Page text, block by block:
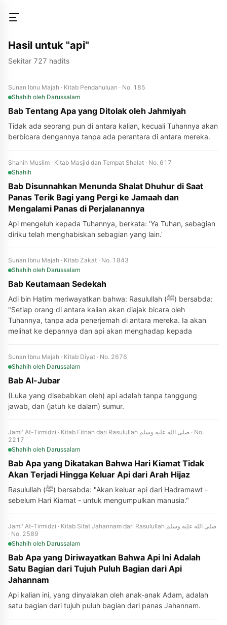
Hasil untuk "api"
Sekitar 727 hadits
Sunan Ibnu Majah · Kitab Pendahuluan · No. 185
Shahih oleh Darussalam
Bab Tentang Apa yang Ditolak oleh Jahmiyah
Tidak ada seorang pun di antara kalian, kecuali Tuhannya akan
berbicara dengannya tanpa ada perantara di antara mereka.
Shahih Muslim · Kitab Masjid dan Tempat Shalat · No. 617
Shahih
Bab Disunnahkan Menunda Shalat Dhuhur di Saat
Panas Terik Bagi yang Pergi ke Jamaah dan
Mengalami Panas di Perjalanannya
Api mengeluh kepada Tuhannya, berkata: 'Ya Tuhan, sebagian
diriku telah menghabiskan sebagian yang lain.'
Sunan Ibnu Majah · Kitab Zakat · No. 1843
Shahih oleh Darussalam
Bab Keutamaan Sedekah
Adi bin Hatim meriwayatkan bahwa: Rasulullah (ﷺ) bersabda:
"Setiap orang di antara kalian akan diajak bicara oleh
Tuhannya, tanpa ada penerjemah di antara mereka. Ia akan
melihat ke depannya dan api akan menghadap kepada
Sunan Ibnu Majah · Kitab Diyat · No. 2676
Shahih oleh Darussalam
Bab Al-Jubar
(Luka yang disebabkan oleh) api adalah tanpa tanggung
jawab, dan (jatuh ke dalam) sumur.
Jami' At-Tirmidzi · Kitab Fitnah dari Rasulullah صلى الله عليه وسلم · No.
2217
Shahih oleh Darussalam
Bab Apa yang Dikatakan Bahwa Hari Kiamat Tidak
Akan Terjadi Hingga Keluar Api dari Arah Hijaz
Rasulullah (ﷺ) bersabda: "Akan keluar api dari Hadramawt -
sebelum Hari Kiamat - untuk mengumpulkan manusia."
Jami' At-Tirmidzi · Kitab Sifat Jahannam dari Rasulullah صلى الله عليه وسلم
· No. 2589
Shahih oleh Darussalam
Bab Apa yang Diriwayatkan Bahwa Api Ini Adalah
Satu Bagian dari Tujuh Puluh Bagian dari Api
Jahannam
Api kalian ini, yang dinyalakan oleh anak-anak Adam, adalah
satu bagian dari tujuh puluh bagian dari panas Jahannam.